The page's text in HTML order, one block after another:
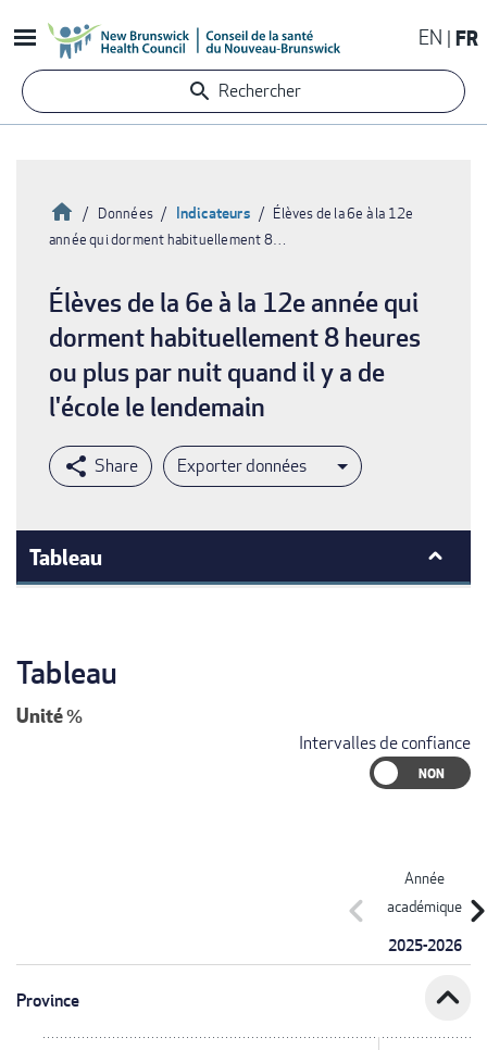
au
contenu
principal
EN FR
Rechercher
d'Ariane
Accueil
Données Indicateurs
Élèves de la 6e à la 12e
année qui dorment habituellement 8…
Élèves de la 6e à la 12e année qui
dorment habituellement 8 heures
ou plus par nuit quand il y a de
l'école le lendemain
Exporter données
Tableau
Tableau
Unité%
Intervalles de confiance
Année
académique
2025-2026
chevron_left
Province expand_less